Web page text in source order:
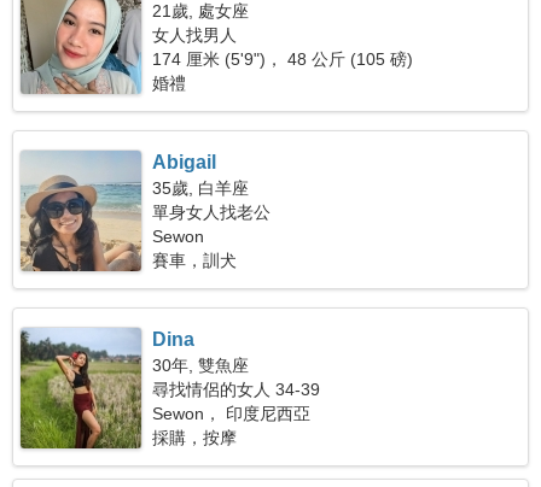
21歲, 處女座
女人找男人
174 厘米 (5'9")， 48 公斤 (105 磅)
婚禮
Abigail
35歲, 白羊座
單身女人找老公
Sewon
賽車，訓犬
Dina
30年, 雙魚座
尋找情侶的女人 34-39
Sewon， 印度尼西亞
採購，按摩